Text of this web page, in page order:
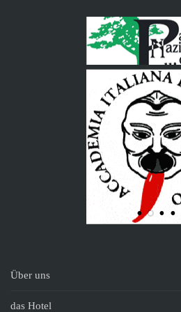
Über uns
das Hotel